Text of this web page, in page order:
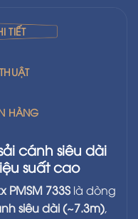
TIẾT
HÀNG
cánh siêu dài
suất cao
PMSM 733Slà dòng
siêu dài (~7.3m),